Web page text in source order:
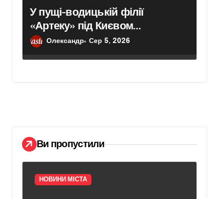
У пущі-водицькій філії
«Артеку» під Києвом
інспектори зафіксували цвіль,
визнали жахливими
Олександр Сер 5, 2026
Ви пропустили
НОВИНИ МІСТА